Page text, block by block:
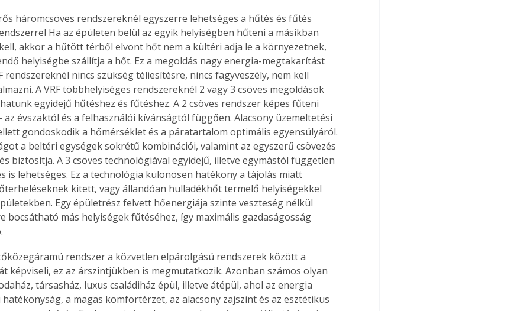
Bárhol,
élve
az
A
háromcsöves rendszereknél egyszerre lehetséges a hűtés és fűtés
Ha az épületen belül az egyik helyiségben hűteni a másikban
akkor a hűtött térből elvont hőt nem a kültéri adja le a környezetnek,
helyiségbe szállítja a hőt. Ez a megoldás nagy energia-megtakarítást
rendszereknél nincs szükség téliesítésre, nincs fagyveszély, nem kell
A VRF többhelyiséges rendszereknél 2 vagy 3 csöves megoldások
egyidejű hűtéshez és fűtéshez. A 2 csöves rendszer képes fűteni
az évszaktól és a felhasználói kívánságtól függően. Alacsony üzemeltetési
gondoskodik a hőmérséklet és a páratartalom optimális egyensúlyáról.
a beltéri egységek sokrétű kombinációi, valamint az egyszerű csövezés
biztosítja. A 3 csöves technológiával egyidejű, illetve egymástól független
is lehetséges. Ez a technológia különösen hatékony a tájolás miatt
kitett, vagy állandóan hulladékhőt termelő helyiségekkel
Egy épületrész felvett hőenergiája szinte veszteség nélkül
bocsátható más helyiségek fűtéséhez, így maximális gazdaságosság
rendszer a közvetlen elpárolgású rendszerek között a
képviseli, ez az árszintjükben is megmutatkozik. Azonban számos olyan
társasház, luxus családiház épül, illetve átépül, ahol az energia
a magas komfortérzet, az alacsony zajszint és az esztétikus